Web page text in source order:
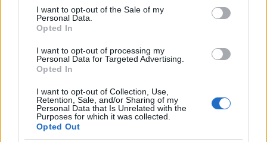
consent section.
I want to opt-out of the Sale of my
Personal Data.
Opted In
I want to opt-out of processing my
Personal Data for Targeted Advertising.
Opted In
I want to opt-out of Collection, Use,
Retention, Sale, and/or Sharing of my
Personal Data that Is Unrelated with the
Purposes for which it was collected.
Opted Out
E-PTOLEMEOS TEAM